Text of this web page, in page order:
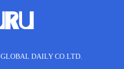
GLOBAL DAILY CO.LTD.